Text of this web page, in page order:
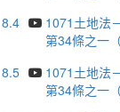
8.4
1071土地法
第34條之一
8.5
1071土地法
第34條之一